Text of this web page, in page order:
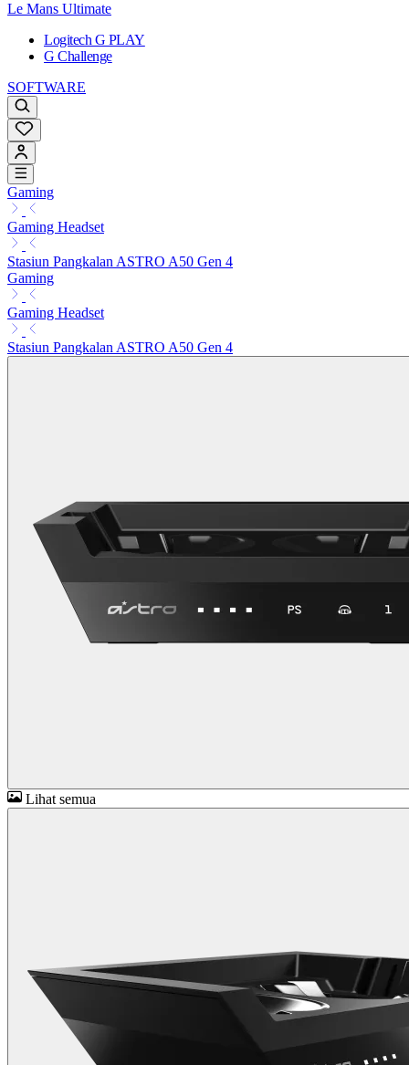
Le Mans Ultimate
Logitech G PLAY
G Challenge
SOFTWARE
Gaming
Gaming Headset
Stasiun Pangkalan ASTRO A50 Gen 4
Gaming
Gaming Headset
Stasiun Pangkalan ASTRO A50 Gen 4
Lihat semua